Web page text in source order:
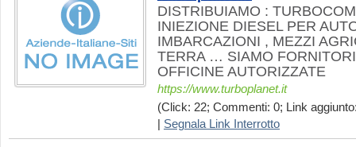
DISTRIBUIAMO :
INIEZIONE DIESEL PER
IMBARCAZIONI , MEZZI
TERRA … SIAMO
OFFICINE AUTORIZZATE
https://www.turboplanet.it
(Click: 22; Commenti: 0; Link
Segnala Link Interrotto